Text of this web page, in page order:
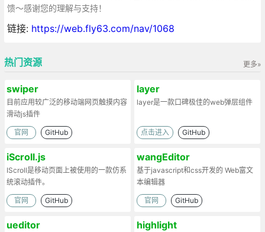
馈～感谢您的理解与支持！
链接: https://web.fly63.com/nav/1068
更多»
热门资源
swiper
目前应用较广泛的移动端网页触摸内容
滑动js插件
官网 GitHub
layer
layer是一款口碑极佳的web弹层组件
点击进入 GitHub
iScroll.js
IScroll是移动页面上被使用的一款仿系
统滚动插件。
官网 GitHub
wangEditor
基于javascript和css开发的 Web富文
本编辑器
官网 GitHub
ueditor highlight